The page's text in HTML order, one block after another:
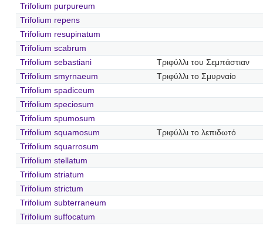
Trifolium purpureum
Trifolium repens
Trifolium resupinatum
Trifolium scabrum
Trifolium sebastiani
Τριφύλλι του Σεμπάστιαν
Trifolium smyrnaeum
Τριφύλλι το Σμυρναίο
Trifolium spadiceum
Trifolium speciosum
Trifolium spumosum
Trifolium squamosum
Τριφύλλι το λεπιδωτό
Trifolium squarrosum
Trifolium stellatum
Trifolium striatum
Trifolium strictum
Trifolium subterraneum
Trifolium suffocatum